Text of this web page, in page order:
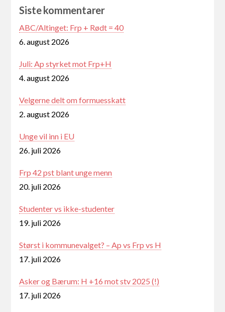
Siste kommentarer
ABC/Altinget: Frp + Rødt = 40
6. august 2026
Juli: Ap styrket mot Frp+H
4. august 2026
Velgerne delt om formuesskatt
2. august 2026
Unge vil inn i EU
26. juli 2026
Frp 42 pst blant unge menn
20. juli 2026
Studenter vs ikke-studenter
19. juli 2026
Størst i kommunevalget? – Ap vs Frp vs H
17. juli 2026
Asker og Bærum: H +16 mot stv 2025 (!)
17. juli 2026